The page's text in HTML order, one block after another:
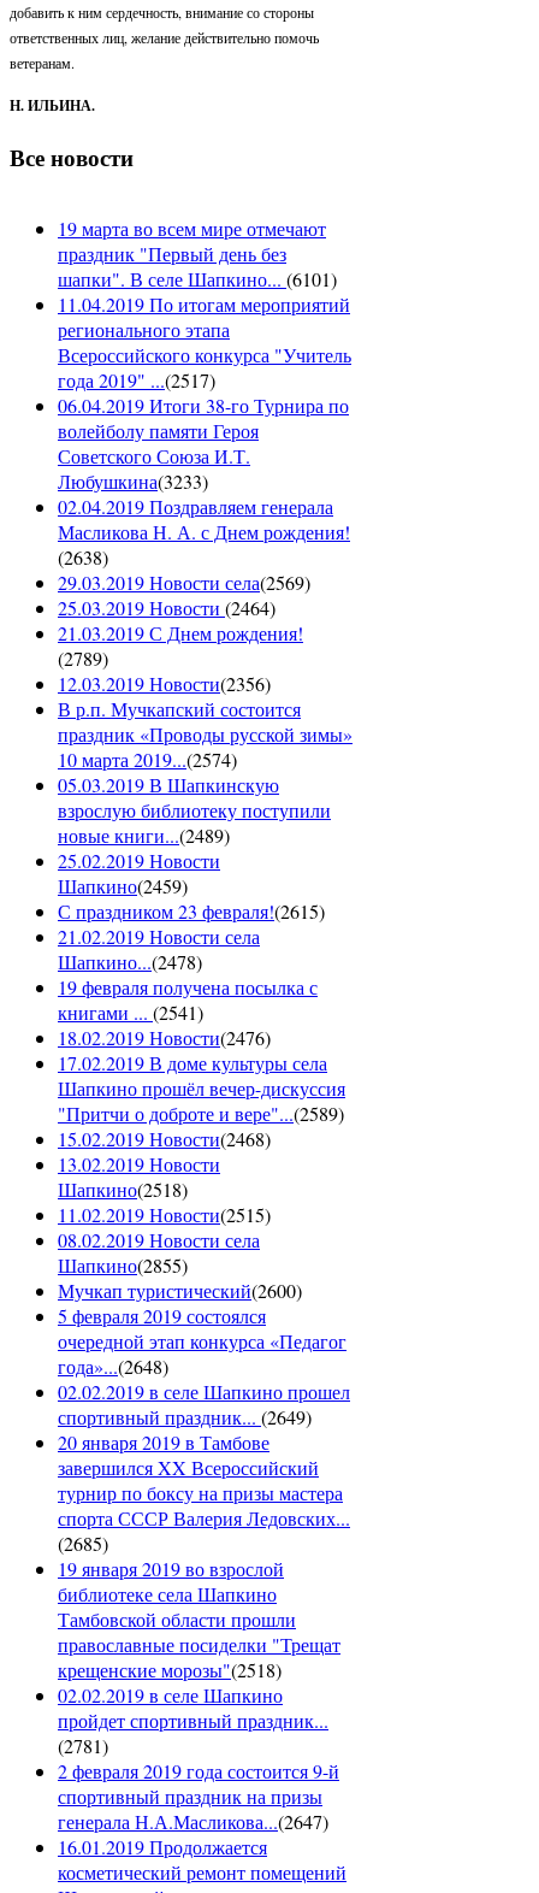
добавить к ним сердечность, внимание со стороны
ответственных лиц, желание действительно помочь
ветеранам.
Н. ИЛЬИНА.
Все новости
19 марта во всем мире отмечают
праздник "Первый день без
шапки". В селе Шапкино... (6101)
11.04.2019 По итогам мероприятий
регионального этапа
Всероссийского конкурса "Учитель
года 2019" ...(2517)
06.04.2019 Итоги 38-го Турнира по
волейболу памяти Героя
Советского Союза И.Т.
Любушкина(3233)
02.04.2019 Поздравляем генерала
Масликова Н. А. с Днем рождения!
(2638)
29.03.2019 Новости села(2569)
25.03.2019 Новости (2464)
21.03.2019 С Днем рождения!
(2789)
12.03.2019 Новости(2356)
В р.п. Мучкапский состоится
праздник «Проводы русской зимы»
10 марта 2019...(2574)
05.03.2019 В Шапкинскую
взрослую библиотеку поступили
новые книги...(2489)
25.02.2019 Новости
Шапкино(2459)
С праздником 23 февраля!(2615)
21.02.2019 Новости села
Шапкино...(2478)
19 февраля получена посылка с
книгами ... (2541)
18.02.2019 Новости(2476)
17.02.2019 В доме культуры села
Шапкино прошёл вечер-дискуссия
"Притчи о доброте и вере"...(2589)
15.02.2019 Новости(2468)
13.02.2019 Новости
Шапкино(2518)
11.02.2019 Новости(2515)
08.02.2019 Новости села
Шапкино(2855)
Мучкап туристический(2600)
5 февраля 2019 состоялся
очередной этап конкурса «Педагог
года»...(2648)
02.02.2019 в селе Шапкино прошел
спортивный праздник... (2649)
20 января 2019 в Тамбове
завершился XX Всероссийский
турнир по боксу на призы мастера
спорта СССР Валерия Ледовских...
(2685)
19 января 2019 во взрослой
библиотеке села Шапкино
Тамбовской области прошли
православные посиделки "Трещат
крещенские морозы"(2518)
02.02.2019 в селе Шапкино
пройдет спортивный праздник...
(2781)
2 февраля 2019 года состоится 9-й
спортивный праздник на призы
генерала Н.А.Масликова...(2647)
16.01.2019 Продолжается
косметический ремонт помещений